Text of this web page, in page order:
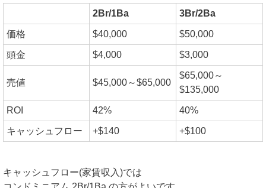
2Br/1Ba 3Br/2Ba
価格 $40,000 $50,000
頭金 $4,000 $3,000
売値 $45,000～$65,000
$65,000～
$135,000
ROI 42% 40%
キャッシュフロー +$140 +$100
キャッシュフロー(家賃収入)では